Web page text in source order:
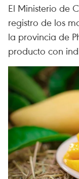
El Ministerio de
registro de los
la provincia de
producto con